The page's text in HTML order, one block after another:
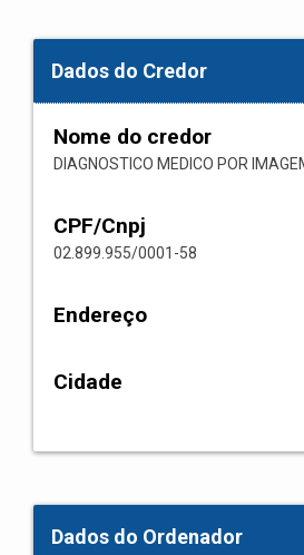
Dados do Credor
Nome do credor
DIAGNOSTICO MEDICO POR
CPF/Cnpj
02.899.955/0001-58
Endereço
Cidade
Dados do Ordenador